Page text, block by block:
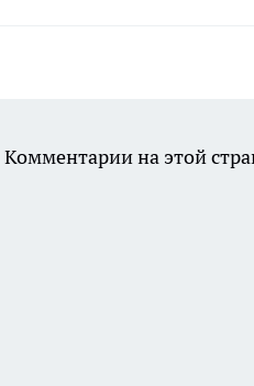
Комментарии на этой